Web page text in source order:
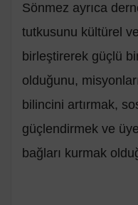
Sönmez ayrıca
tutkusunu kültürel
birleştirerek güçlü
olduğunu,
bilincini artırmak,
güçlendirmek ve
bağları kurmak